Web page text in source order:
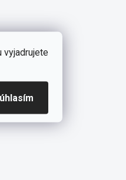
vyjadrujete